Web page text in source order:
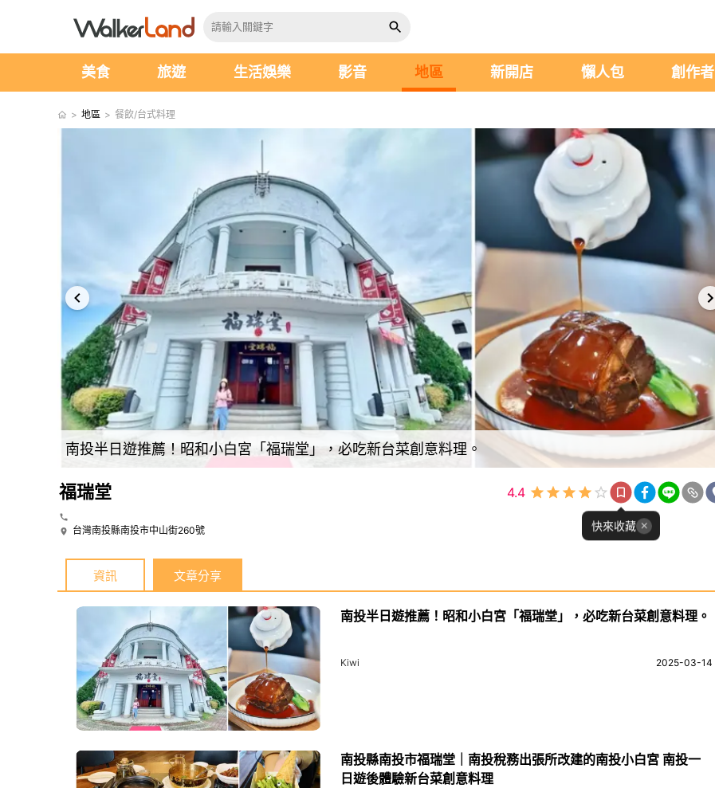
美食 旅遊 生活娛樂 影音 地區 新開店 懶人包 創作者
> 地區 > 餐飲/台式料理
南投半日遊推薦！昭和小白宮「福瑞堂」，必吃新台菜創意料理。
福瑞堂
台灣南投縣南投市中山街260號
4.4
快來收藏
資訊 文章分享
南投半日遊推薦！昭和小白宮「福瑞堂」，必吃新台菜創意料理。
Kiwi 2025-03-14
南投縣南投市福瑞堂｜南投稅務出張所改建的南投小白宮 南投一
日遊後體驗新台菜創意料理